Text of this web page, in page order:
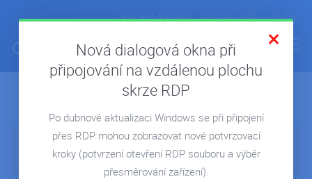
ÚVOD
POHODA V CLOUDU
FIRMA V CLOUDU
MICROSOFT 365
Archiv článků:
Je nám líto, ale podle zadaných parametrů jsme nenalezli
žádné články...
+420 222 300 800 info@ipodnik.cz CS SK
Nová dialogová okna při
připojování na vzdálenou plochu
skrze RDP
Po dubnové aktualizaci Windows se při připojení
přes RDP mohou zobrazovat nové potvrzovací
kroky (potvrzení otevření RDP souboru a výběr
přesměrování zařízení).